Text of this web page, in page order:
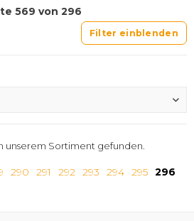
569 von 296
Filter einblenden
unserem Sortiment gefunden.
290 291 292 293 294 295 296